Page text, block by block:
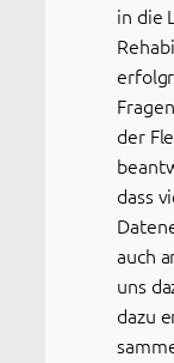
in die
der
dass
auch
uns
dazu